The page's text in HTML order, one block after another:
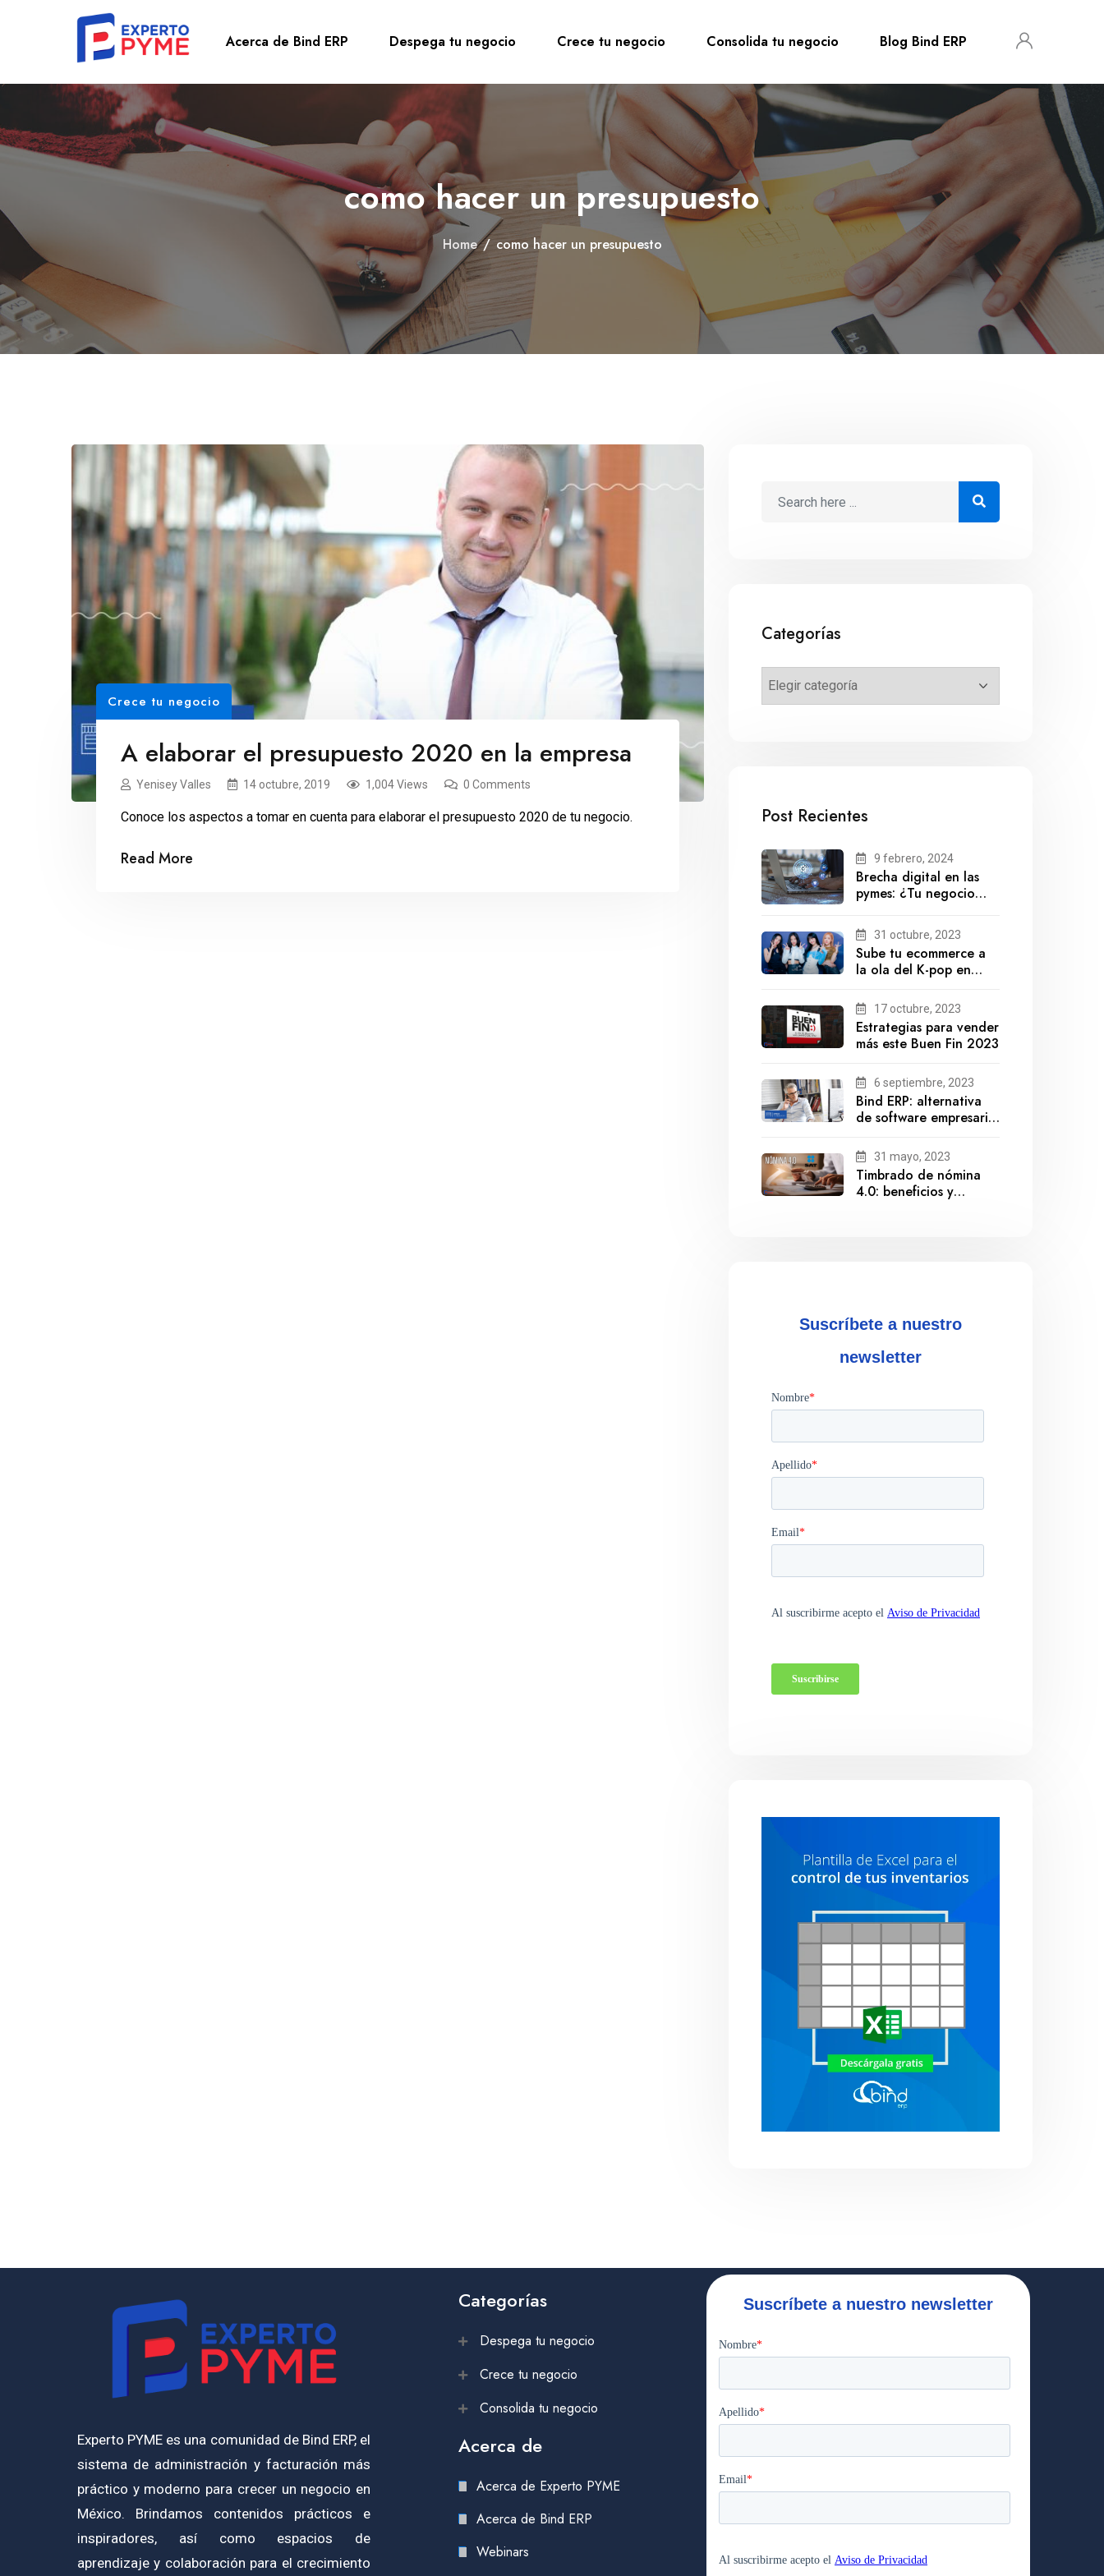
Acerca de Bind ERP Despega tu negocio Crece tu negocio Consolida tu negocio Blog Bind ERP
como hacer un presupuesto
Home / como hacer un presupuesto
Crece tu negocio
A elaborar el presupuesto 2020 en la empresa
Yenisey Valles 14 octubre, 2019 1,004 Views 0 Comments
Conoce los aspectos a tomar en cuenta para elaborar el presupuesto 2020 de tu negocio.
Read More
Categorías
Post Recientes
9 febrero, 2024
Brecha digital en las
pymes: ¿Tu negocio
futuro?31 octubre, 2023
Sube tu ecommerce a
la ola del K-pop en
17 octubre, 2023
Estrategias para vender
más este Buen Fin 2023
6 septiembre, 2023
Bind ERP: alternativa
de software empresarial
Gestionix
31 mayo, 2023
Timbrado de nómina
4.0: beneficios y
Suscríbete a nuestro
newsletter
Experto PYME es una comunidad de Bind ERP, el
sistema de administración y facturación más
práctico y moderno para crecer un negocio en
México. Brindamos contenidos prácticos e
inspiradores, así como espacios de
aprendizaje y colaboración para el crecimiento
Categorías
Despega tu negocio
Crece tu negocio
Consolida tu negocio
Acerca de
Acerca de Experto PYME
Acerca de Bind ERP
Webinars
Suscríbete a nuestro newsletter